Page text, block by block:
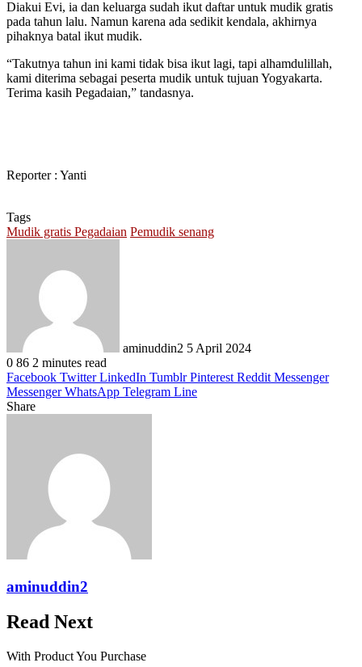
Diakui Evi, ia dan keluarga sudah ikut daftar untuk mudik gratis
pada tahun lalu. Namun karena ada sedikit kendala, akhirnya
pihaknya batal ikut mudik.
“Takutnya tahun ini kami tidak bisa ikut lagi, tapi alhamdulillah,
kami diterima sebagai peserta mudik untuk tujuan Yogyakarta.
Terima kasih Pegadaian,” tandasnya.
Reporter : Yanti
Tags
Mudik gratis Pegadaian Pemudik senang
aminuddin2 5 April 2024
0 86 2 minutes read
Facebook Twitter LinkedIn Tumblr Pinterest Reddit Messenger
Messenger WhatsApp Telegram Line
Share
aminuddin2
Read Next
With Product You Purchase